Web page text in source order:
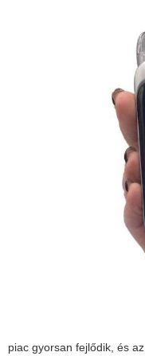
piac gyorsan fejlődik, és az